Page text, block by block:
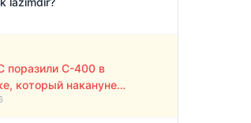
поразили С-400 в
который накануне
Украину ракетами